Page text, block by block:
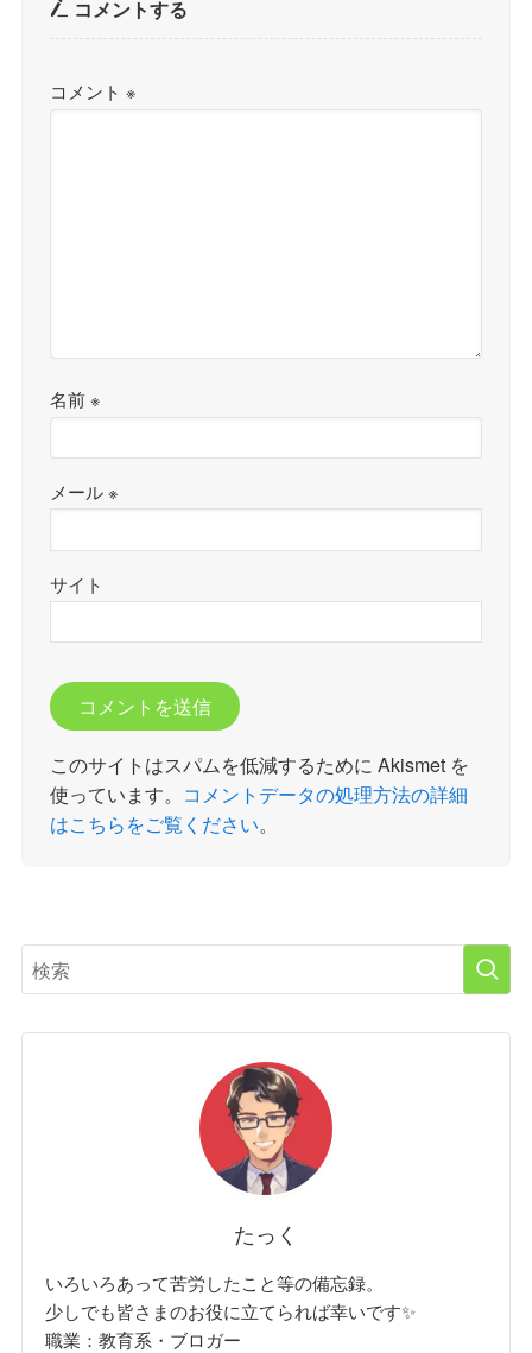
コメントする
コメント※
名前※
メール※
サイト
このサイトはスパムを低減するために Akismet を
使っています。 コメントデータの処理方法の詳細
はこちらをご覧ください。
たっく
いろいろあって苦労したこと等の備忘録。
少しでも皆さまのお役に立てられば幸いです✨
職業：教育系・ブロガー